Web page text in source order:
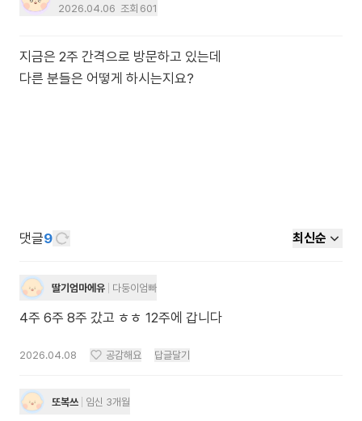
2026.04.06 조회 601
지금은 2주 간격으로 방문하고 있는데
다른 분들은 어떻게 하시는지요?
댓글9 최신순
딸기엄마에유 다둥이엄빠
4주 6주 8주 갔고 ㅎㅎ 12주에 갑니다
2026.04.08 공감해요 답글달기
또복쓰 임신 3개월